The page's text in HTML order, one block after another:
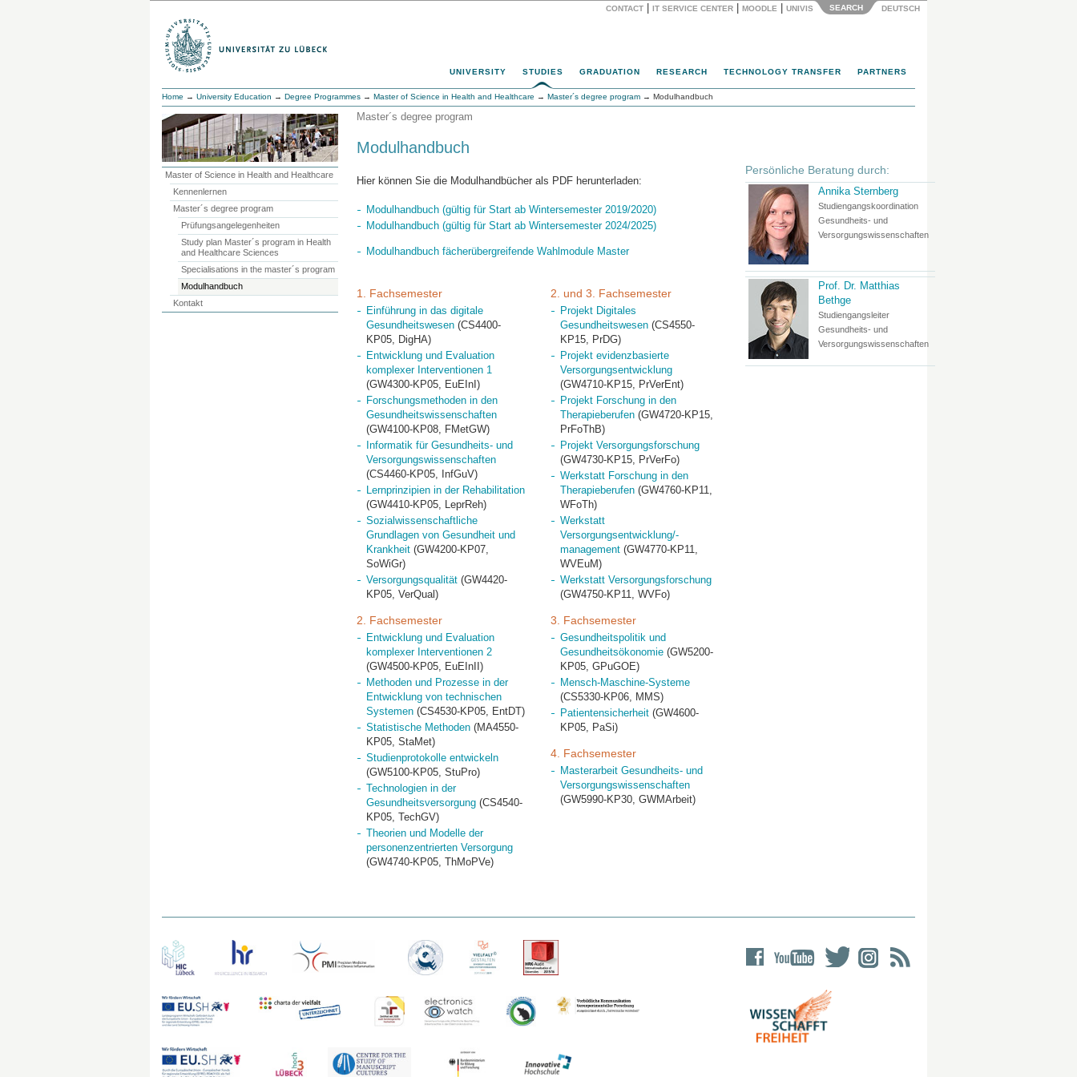
CONTACT IT SERVICE CENTER MOODLE UNIVIS SEARCH DEUTSCH
UNIVERSITY STUDIES GRADUATION RESEARCH TECHNOLOGY TRANSFER PARTNERS
Home → University Education → Degree Programmes → Master of Science in Health and Healthcare → Master´s degree program → Modulhandbuch
Master of Science in Health and Healthcare
Kennenlernen
Master´s degree program
Prüfungsangelegenheiten
Study plan Master´s program in Health
and Healthcare Sciences
Specialisations in the master´s program
Modulhandbuch
Kontakt
Master´s degree program
Modulhandbuch
Hier können Sie die Modulhandbücher als PDF herunterladen:
Modulhandbuch (gültig für Start ab Wintersemester 2019/2020)
Modulhandbuch (gültig für Start ab Wintersemester 2024/2025)
Modulhandbuch fächerübergreifende Wahlmodule Master
1. Fachsemester
Einführung in das digitale
Gesundheitswesen (CS4400-
KP05, DigHA)
Entwicklung und Evaluation
komplexer Interventionen 1
(GW4300-KP05, EuEInI)
Forschungsmethoden in den
Gesundheitswissenschaften
(GW4100-KP08, FMetGW)
Informatik für Gesundheits- und
Versorgungswissenschaften
(CS4460-KP05, InfGuV)
Lernprinzipien in der Rehabilitation
(GW4410-KP05, LeprReh)
Sozialwissenschaftliche
Grundlagen von Gesundheit und
Krankheit (GW4200-KP07,
SoWiGr)
Versorgungsqualität (GW4420-
KP05, VerQual)
2. Fachsemester
Entwicklung und Evaluation
komplexer Interventionen 2
(GW4500-KP05, EuEInII)
Methoden und Prozesse in der
Entwicklung von technischen
Systemen (CS4530-KP05, EntDT)
Statistische Methoden (MA4550-
KP05, StaMet)
Studienprotokolle entwickeln
(GW5100-KP05, StuPro)
Technologien in der
Gesundheitsversorgung (CS4540-
KP05, TechGV)
Theorien und Modelle der
personenzentrierten Versorgung
(GW4740-KP05, ThMoPVe)
2. und 3. Fachsemester
Projekt Digitales
Gesundheitswesen (CS4550-
KP15, PrDG)
Projekt evidenzbasierte
Versorgungsentwicklung
(GW4710-KP15, PrVerEnt)
Projekt Forschung in den
Therapieberufen (GW4720-KP15,
PrFoThB)
Projekt Versorgungsforschung
(GW4730-KP15, PrVerFo)
Werkstatt Forschung in den
Therapieberufen (GW4760-KP11,
WFoTh)
Werkstatt
Versorgungsentwicklung/-
management (GW4770-KP11,
WVEuM)
Werkstatt Versorgungsforschung
(GW4750-KP11, WVFo)
3. Fachsemester
Gesundheitspolitik und
Gesundheitsökonomie (GW5200-
KP05, GPuGOE)
Mensch-Maschine-Systeme
(CS5330-KP06, MMS)
Patientensicherheit (GW4600-
KP05, PaSi)
4. Fachsemester
Masterarbeit Gesundheits- und
Versorgungswissenschaften
(GW5990-KP30, GWMArbeit)
Persönliche Beratung durch:
Annika Sternberg
Studiengangskoordination
Gesundheits- und
Versorgungswissenschaften
Prof. Dr. Matthias
Bethge
Studiengangsleiter
Gesundheits- und
Versorgungswissenschaften